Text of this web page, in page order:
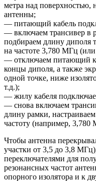
метра над поверхностью,
антенны;
— питающий кабель
— включаем трансивер в
подбираем длину
на частоте 3,780 МГц
— отключаем питающий
концы диполя, а также
одной точке, ниже
т.д.);
— жилу кабеля
— снова включаем
длину рамки,
частоту (например, 3,780
Чтобы антенна
участки от 3,5 до 3,8
переключателями для
резонансных частот
опорного изолятора и к